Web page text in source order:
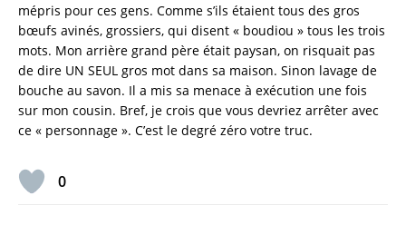
mépris pour ces gens. Comme s’ils étaient tous des gros
bœufs avinés, grossiers, qui disent « boudiou » tous les trois
mots. Mon arrière grand père était paysan, on risquait pas
de dire UN SEUL gros mot dans sa maison. Sinon lavage de
bouche au savon. Il a mis sa menace à exécution une fois
sur mon cousin. Bref, je crois que vous devriez arrêter avec
ce « personnage ». C’est le degré zéro votre truc.
0